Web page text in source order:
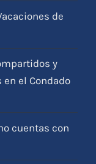
de
y
el Condado
cuentas con